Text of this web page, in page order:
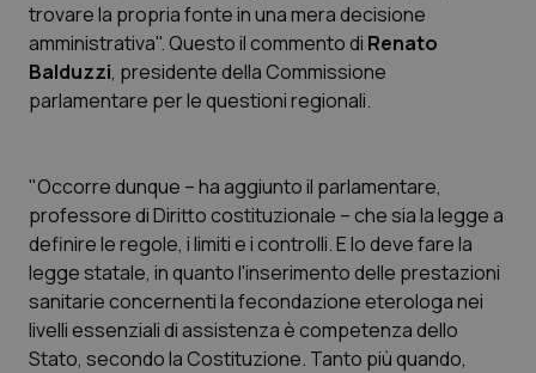
Edizioni Regionali
QS Pro
Abruzzo
Basilicata
Calabria
QS Pro Gold
Artrite & artrosi
Asma & BPCO
QS Club Newsletter
trovare la propria fonte in una mera decisione
amministrativa". Questo il commento di Renato
Balduzzi, presidente della Commissione
parlamentare per le questioni regionali.
"Occorre dunque – ha aggiunto il parlamentare,
professore di Diritto costituzionale – che sia la legge a
definire le regole, i limiti e i controlli. E lo deve fare la
legge statale, in quanto l'inserimento delle prestazioni
sanitarie concernenti la fecondazione eterologa nei
livelli essenziali di assistenza è competenza dello
Stato, secondo la Costituzione. Tanto più quando,